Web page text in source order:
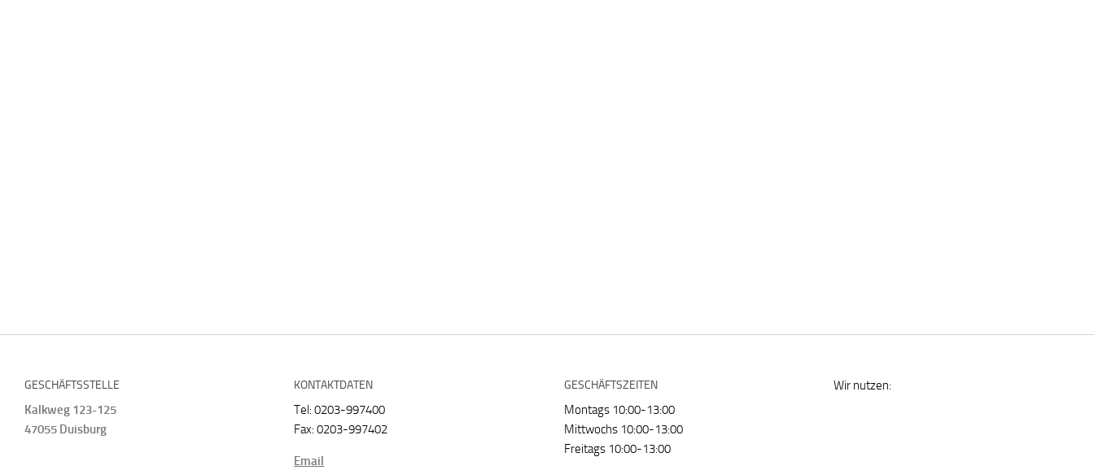
GESCHÄFTSSTELLE
Kalkweg 123-125
47055 Duisburg
KONTAKTDATEN
Tel: 0203-997400
Fax: 0203-997402
Email
GESCHÄFTSZEITEN
Montags 10:00-13:00
Mittwochs 10:00-13:00
Freitags 10:00-13:00
Wir nutzen: